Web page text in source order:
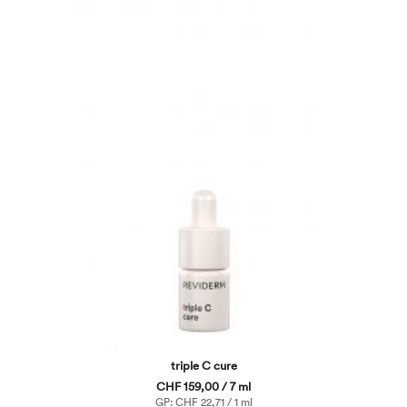
triple C cure
CHF 159,00 / 7 ml
GP: CHF 22,71 / 1 ml